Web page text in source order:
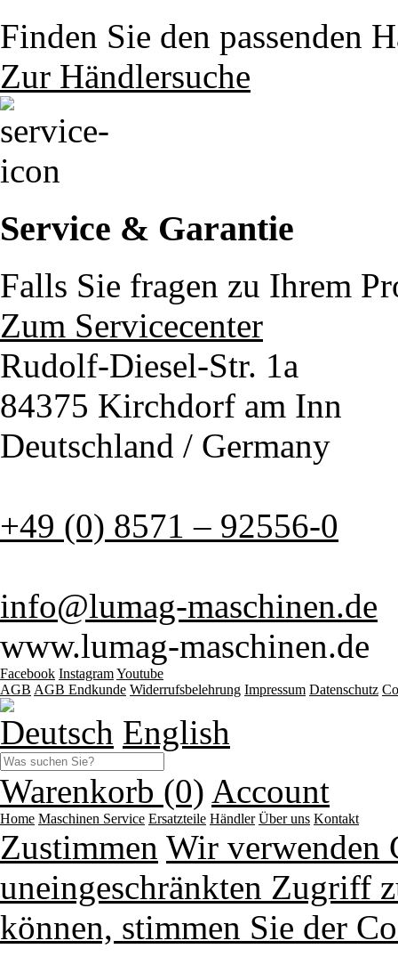
Finden Sie den passenden
Zur Händlersuche
Service & Garantie
Falls Sie fragen zu Ihrem
Zum Servicecenter
Rudolf-Diesel-Str. 1a
84375 Kirchdorf am Inn
Deutschland / Germany
+49 (0) 8571 – 92556-0
info@lumag-maschinen.de
www.lumag-maschinen.de
Facebook InstagramYoutube
AGB AGB Endkunde Widerrufsbelehrung Impressum Datenschutz
Deutsch English
Warenkorb (0) Account
Home Maschinen Service Ersatzteile Händler Über uns Kontakt
Zustimmen Wir verwenden
uneingeschränkten Zugriff
können, stimmen Sie der